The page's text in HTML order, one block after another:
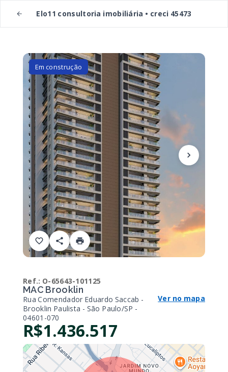
Elo11 consultoria imobiliária • creci 45473
Em construção
Ref.: O-65643-101125
MAC Brooklin
Rua Comendador Eduardo Saccab -
Brooklin Paulista - São Paulo/SP -
04601-070
Ver no mapa
R$1.436.517